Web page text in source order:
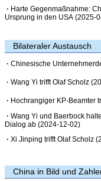
· Harte Gegenmaßnahme:
Ursprung in den USA (2025-
Bilateraler Austausch
· Chinesische
· Wang Yi trifft Olaf Scholz
· Hochrangiger KP-Beamter
· Wang Yi und Baerbock
Dialog ab (2024-12-02)
· Xi Jinping trifft Olaf Scholz
China in Bild und